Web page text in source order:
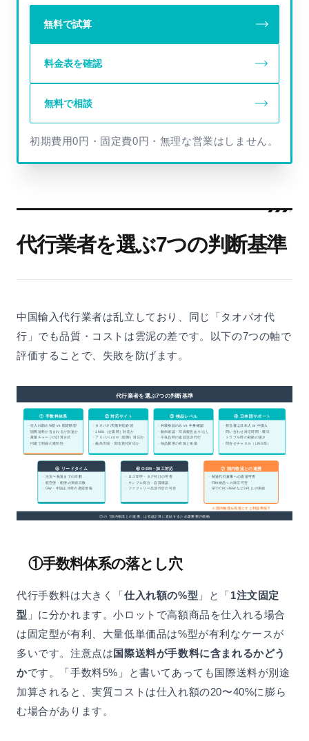
無料で試算
料金表を確認
無料で相談
初期費用0円・固定費0円・無理な営業はしません。
代行業者を選ぶ7つの判断基準
中国輸入代行業者は乱立しており、同じ「タオバオ代
行」でも品質・コストは雲泥の差です。以下の7つの軸で
評価することで、失敗を防げます。
代行業者を選ぶ7つの判断基準
① 手数料体系
· 仕入れ額の%型 vs 固定額型
· 国際送料が含まれるか別途か
· 重量チャージの計算方式
· 円建て明細の透明性
② 対応サイト
· タオバオ/天猫対応必須
· 1688（企業間）対応か
· アリババ.com（国際）対応か
· 義烏市場・現地買付対応か
③ 検品レベル
· 外装検品のみ vs 中身確認
· 動作確認・写真報告あり/なし
· 不良品時の返品交渉代行
· 検品費用の有無と単価
④ 日本語サポート
· 担当者は日本人 or 中国人
· 問い合わせ対応時間・曜日
· トラブル時の初動の速さ
· 問合せチャネル（LINE等）
⑤ リードタイム
· 注文〜発送までの日数
· 航空便・船便の実績日数
· GW・中国正月時の遅延情報
⑥ OEM・加工対応
· ロゴ印字・タグ付けの可否
· サンプル発注・品質確認
· ファクトリー交渉代行の可否
⑦ 国内物流との連携
· 発送代行倉庫への直送可否
· FBA納品への対応可否
· STOCKCREWなど3PLとの実績
⚠ 国内物流を見落とすと利益率低下
⑦の「国内物流との連携」は収益計算に直結するため最重要評価軸
①手数料体系の落とし穴
代行手数料は大きく「仕入れ額の%型 」と「1注文固定
型 」に分かれます。小ロットで高額商品を仕入れる場合
は固定型が有利、大量低単価品は%型が有利なケースが
多いです。注意点は国際送料が手数料に含まれるかどう
かです。「手数料5%」と書いてあっても国際送料が別途
加算されると、実質コストは仕入れ額の20〜40%に膨ら
む場合があります。